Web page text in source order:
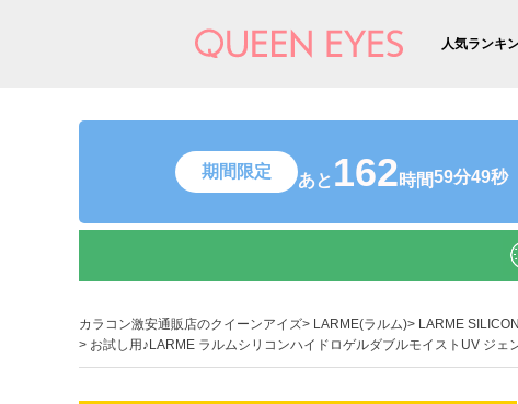
人気ランキ
期間限定 あと 162時間59分48秒
カラコン激安通販店のクイーンアイズ LARME(ラルム)
LARME
お試し用♪LARME ラルムシリコンハイドロゲルダブルモイストUV ジェ